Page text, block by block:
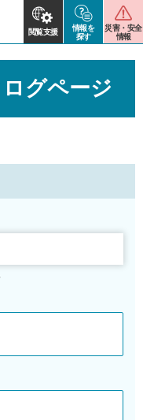
閲覧支援
情報を
探す
災害・安全
情報
グページ